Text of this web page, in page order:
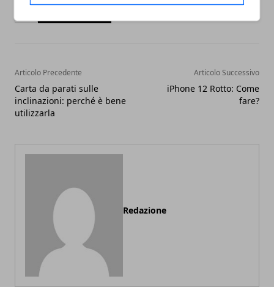
Facebook
TwitterWhatsapp
Articolo Precedente
Carta da parati sulle
inclinazioni: perché è bene
utilizzarla
Articolo Successivo
iPhone 12 Rotto: Come
fare?
Redazione